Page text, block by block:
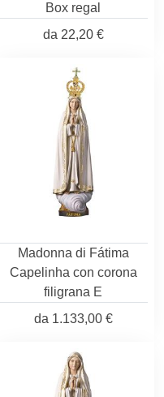
Box regal
da 22,20 €
Madonna di Fátima
Capelinha con corona
filigrana E
da 1.133,00 €